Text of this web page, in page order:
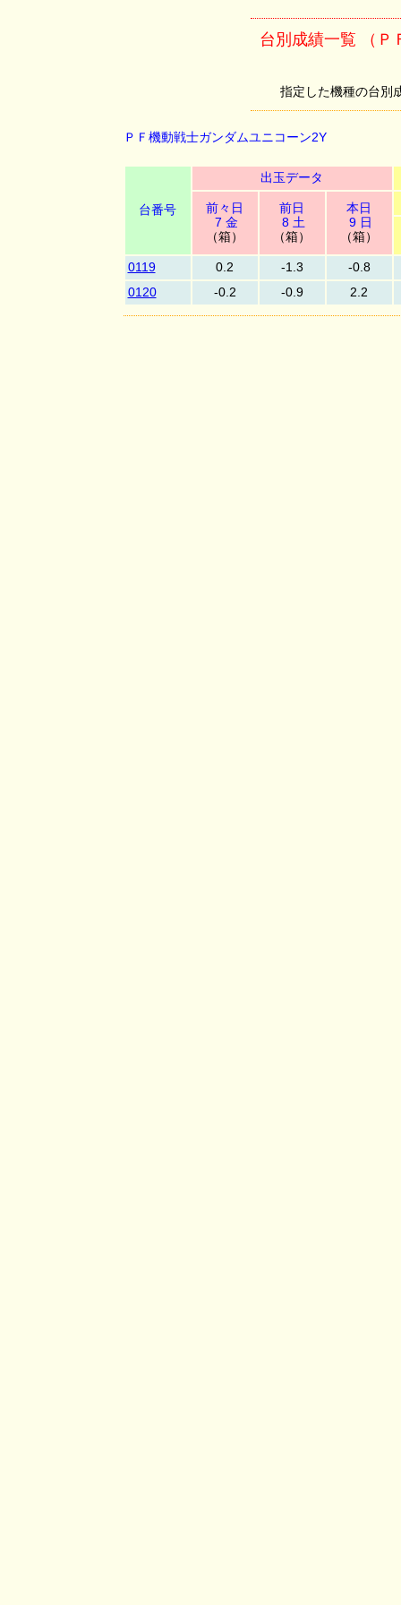
台別成績一覧 （Ｐ
指定した機種の台別
ＰＦ機動戦士ガンダムユニコーン2Y
台番号
出玉データ
前々日
7 金
（箱）
前日
8 土
（箱）
本日
9 日
（箱）
0119 0.2 -1.3
-0.8
0120
-0.2 -0.9 2.2